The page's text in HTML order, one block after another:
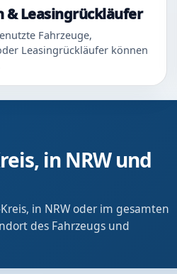
& Leasingrückläufer
Fahrzeuge,
Leasingrückläufer können
in NRW und
in NRW oder im gesamten
des Fahrzeugs und